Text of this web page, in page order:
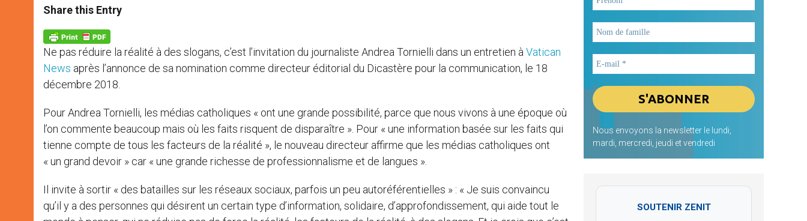
t
s
A
p
p
s
e
n
g
e
r
e
b
o
k
Share this Entry
Ne pas réduire la réalité à des slogans, c’est l’invitation du journaliste Andrea Tornielli dans un entretien àVatican
News après l’annonce de sa nomination comme directeur éditorial du Dicastère pour la communication, le 18
décembre 2018.
Pour Andrea Tornielli, les médias catholiques « ont une grande possibilité, parce que nous vivons à une époque où
l’on commente beaucoup mais où les faits risquent de disparaître ». Pour « une information basée sur les faits qui
tienne compte de tous les facteurs de la réalité », le nouveau directeur affirme que les médias catholiques ont
« un grand devoir » car « une grande richesse de professionnalisme et de langues ».
Il invite à sortir « des batailles sur les réseaux sociaux, parfois un peu autoréférentielles » : « Je suis convaincu
qu’il y a des personnes qui désirent un certain type d’information, solidaire, d’approfondissement, qui aide tout le
Nous envoyons la newsletter le lundi,
mardi, mercredi, jeudi et vendredi
SOUTENIR ZENIT